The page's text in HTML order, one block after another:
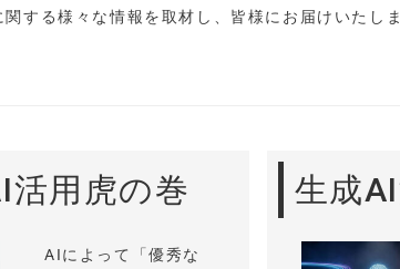
関する様々な情報を取材し、皆様にお届けいたしま
活用虎の巻
AIによって「優秀な
生成